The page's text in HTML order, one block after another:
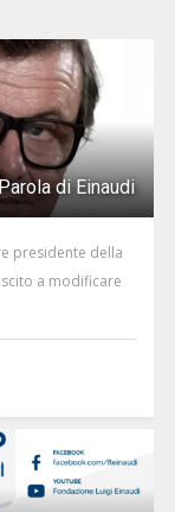
di Einaudi
presidente della
a modificare